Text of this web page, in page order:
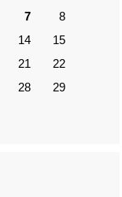
7
8
14
15
21
22
28
29